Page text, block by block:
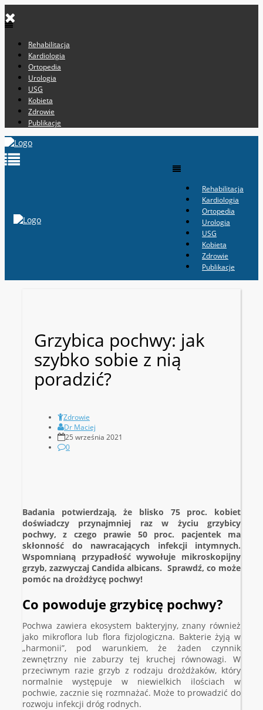
Rehabilitacja
Kardiologia
Ortopedia
Urologia
USG
Kobieta
Zdrowie
Publikacje
Rehabilitacja
Kardiologia
Ortopedia
Urologia
USG
Kobieta
Zdrowie
Publikacje
Grzybica pochwy: jak
szybko sobie z nią
poradzić?
Zdrowie
Dr Maciej
25 września 2021
0
Badania potwierdzają, że blisko 75 proc. kobiet
doświadczy przynajmniej raz w życiu grzybicy
pochwy, z czego prawie 50 proc. pacjentek ma
skłonność do nawracających infekcji intymnych.
Wspomnianą przypadłość wywołuje mikroskopijny
grzyb, zazwyczaj Candida albicans. Sprawdź, co może
pomóc na drożdżycę pochwy!
Co powoduje grzybicę pochwy?
Pochwa zawiera ekosystem bakteryjny, znany również
jako mikroflora lub flora fizjologiczna. Bakterie żyją w
„harmonii”, pod warunkiem, że żaden czynnik
zewnętrzny nie zaburzy tej kruchej równowagi. W
przeciwnym razie grzyb z rodzaju drożdżaków, który
normalnie występuje w niewielkich ilościach w
pochwie, zacznie się rozmnażać. Może to prowadzić do
rozwoju infekcji dróg rodnych.